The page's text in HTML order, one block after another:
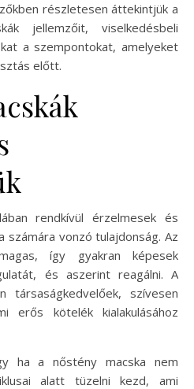
részletesen áttekintjük a
jellemzőit, viselkedésbeli
a szempontokat, amelyeket
előtt.
rendkívül érzelmesek és
számára vonzó tulajdonság. Az
így gyakran képesek
és aszerint reagálni. A
társaságkedvelőek, szívesen
erős kötelék kialakulásához
ha a nőstény macska nem
alatt tüzelni kezd, ami